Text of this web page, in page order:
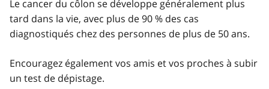
Le cancer du côlon se développe généralement plus
tard dans la vie, avec plus de 90 % des cas
diagnostiqués chez des personnes de plus de 50 ans.
Encouragez également vos amis et vos proches à subir
un test de dépistage.